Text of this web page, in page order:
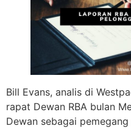
Bill Evans, analis di
rapat Dewan RBA bulan
Dewan sebagai